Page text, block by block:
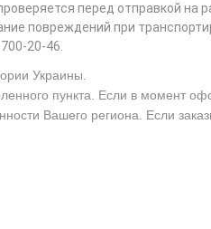
перед отправкой на
повреждений при
20-46.
Украины.
пункта. Если в момент
Вашего региона. Если